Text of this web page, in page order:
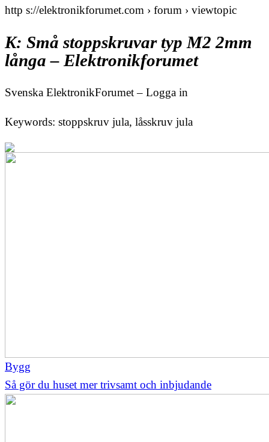
http s://elektronikforumet.com › forum › viewtopic
K: Små stoppskruvar typ M2 2mm
långa – Elektronikforumet
Svenska ElektronikForumet – Logga in
Keywords: stoppskruv jula, låsskruv jula
Bygg
Så gör du huset mer trivsamt och inbjudande